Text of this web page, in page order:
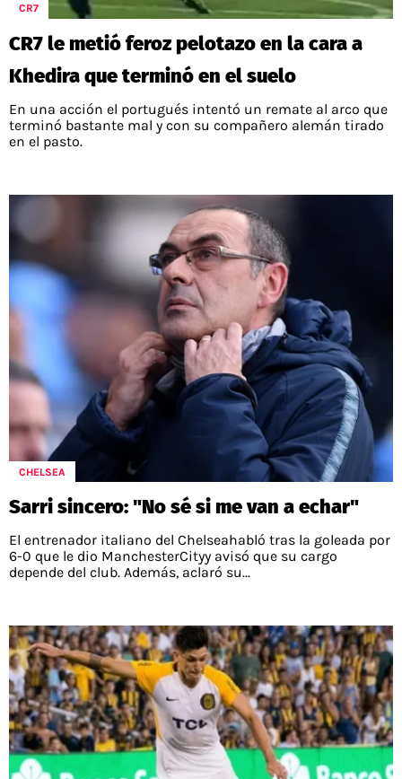
PALESTINO
UNION ESPAÑOLA
CAMPEONATO NACIONAL
GUÍAS
PRONÓSTICOS
APUESTA DEL DÍA
FÚTBOL INTERNACIONAL
COPA LIBERTADORES
COPA SUDAMERICANA
PREMIER LEAGUE
CHAMPIONS LEAGUE
EUROPA LEAGUE
SERIE A
LA LIGA
CHILENOS POR EL MUNDO
ALEXIS SANCHEZ
DAMIAN PIZARRO
MERCADO DE FICHAJES
TENIS
FEMENINO
QUIENES SOMOS
TÉRMINOS Y CONDICIONES
AGENDA
POLÍTICAS DE PRIVACIDAD
POLÍTICA EDITORIAL
PUBLICIDAD / ADS
AD CHOICES
SELECCIÓN CHILENA
COLO COLO
UNIVERSIDAD DE CHILE
UNIVERSIDAD CATÓLICA
CAMPEONATO NACIONAL
RESULTADOS
TABLA DE POSICIONES
APUESTAS
Ad Choices
RedGol, al igual que Futbol Sites, es una
compañía perteneciente a Better Collective.
Todos los derechos reservados
CR7
CR7 le metió feroz pelotazo en la cara a
Khedira que terminó en el suelo
En una acción el portugués intentó un remate al arco que
terminó bastante mal y con su compañero alemán tirado
en el pasto.
CHELSEA
Sarri sincero: "No sé si me van a echar"
El entrenador italiano del Chelseahabló tras la goleada por
6-0 que le dio ManchesterCityy avisó que su cargo
depende del club. Además, aclaró su...